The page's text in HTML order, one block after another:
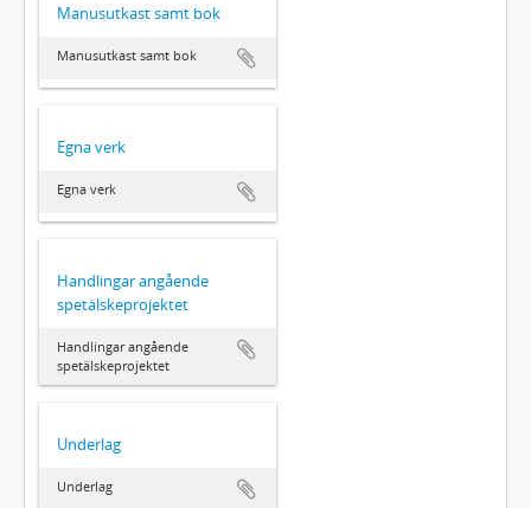
Manusutkast samt bok
Manusutkast samt bok
Egna verk
Egna verk
Handlingar angående
spetälskeprojektet
Handlingar angående
spetälskeprojektet
Underlag
Underlag